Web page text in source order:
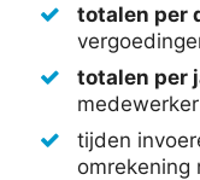
totalen per
totalen per
medewerker
tijden
omrekening